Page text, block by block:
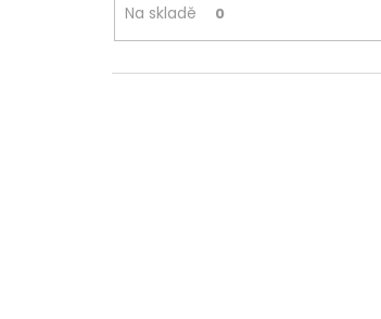
Na skladě 0